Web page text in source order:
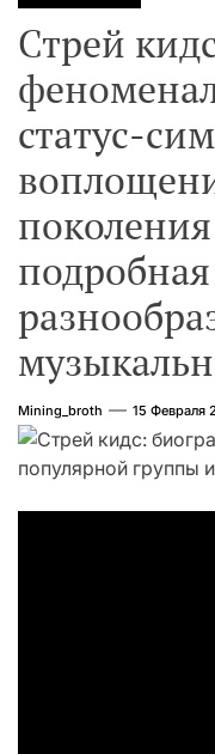
Стрей
статус-
Mining_broth 15 Февраля